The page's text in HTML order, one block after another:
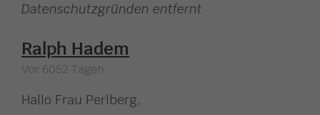
Datenschutzgründen entfernt
Ralph Hadem
Vor 6052 Tagen
Hallo Frau Perlberg,